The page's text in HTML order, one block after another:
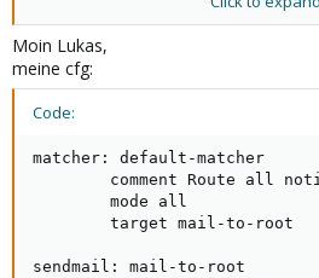
zukommen lassen (/etc/pve/
[1] https://github.com/lettre/lettre
Moin Lukas,
meine cfg:
Code:
matcher: default-matcher
comment Route all
        mode all
        target mail-to-root
sendmail: mail-to-root